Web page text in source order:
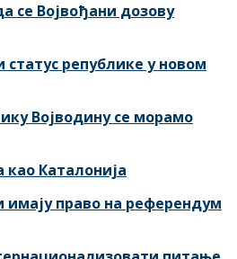
се Војвођани дозову
републике у новом
Војводину се морамо
Каталонија
имају право на референдум